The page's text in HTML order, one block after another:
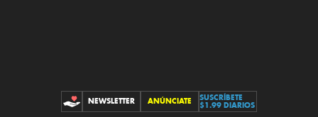
CONTRIBUCIONES
NEWSLETTER ANÚNCIATE
SUSCRÍBETE
$1.99 DIARIOS